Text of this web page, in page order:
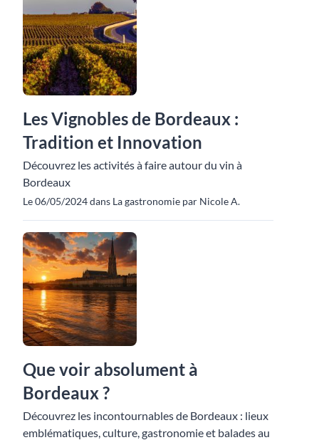
Les Vignobles de Bordeaux :
Tradition et Innovation
Découvrez les activités à faire autour du vin à
Bordeaux
Le 06/05/2024 dans La gastronomie par Nicole A.
Que voir absolument à
Bordeaux ?
Découvrez les incontournables de Bordeaux : lieux
emblématiques, culture, gastronomie et balades au